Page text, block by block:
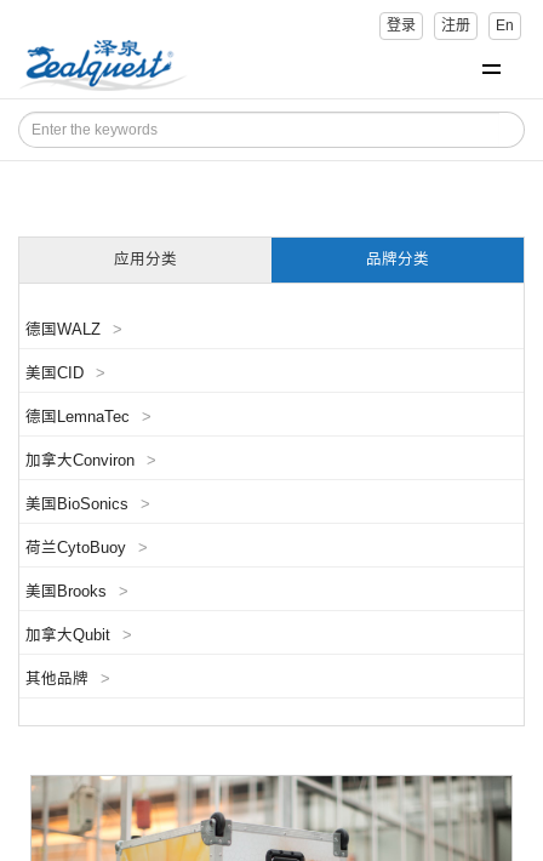
登录 注册 En
应用分类 品牌分类
德国WALZ >
美国CID >
德国LemnaTec >
加拿大Conviron >
美国BioSonics >
荷兰CytoBuoy >
美国Brooks >
加拿大Qubit >
其他品牌 >